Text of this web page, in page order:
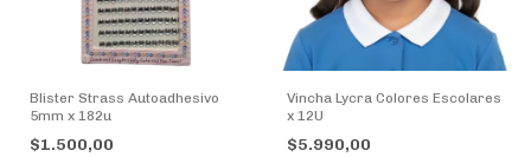
Blister Strass Autoadhesivo
5mm x 182u
$1.500,00
Vincha Lycra Colores Escolares
x 12U
$5.990,00